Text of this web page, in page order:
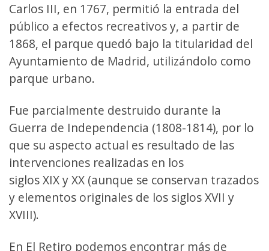
Carlos III, en 1767, permitió la entrada del
público a efectos recreativos y, a partir de
1868, el parque quedó bajo la titularidad del
Ayuntamiento de Madrid, utilizándolo como
parque urbano.
Fue parcialmente destruido durante la
Guerra de Independencia (1808-1814), por lo
que su aspecto actual es resultado de las
intervenciones realizadas en los
siglos XIX y XX (aunque se conservan trazados
y elementos originales de los siglos XVII y
XVIII).
En El Retiro podemos encontrar más de